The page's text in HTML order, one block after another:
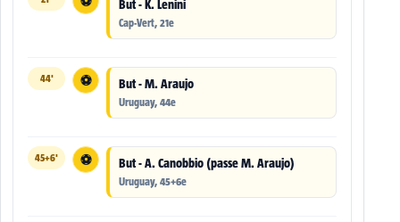
But - K. Lenini
Cap-Vert, 21e
44' ⚽ But - M. Araujo
Uruguay, 44e
45+6' ⚽ But - A. Canobbio (passe M. Araujo)
Uruguay, 45+6e